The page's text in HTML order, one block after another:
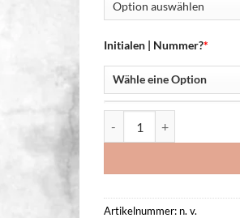
*
Initialen | Nummer?
Artikelnummer: n. v.